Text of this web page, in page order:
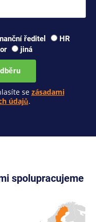
ředitel
HR
jiná
se zásadami
údajů.
spolupracujeme